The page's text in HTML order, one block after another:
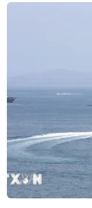
Trung Quốc
gió nổi đầu
06/08/2026 11:20